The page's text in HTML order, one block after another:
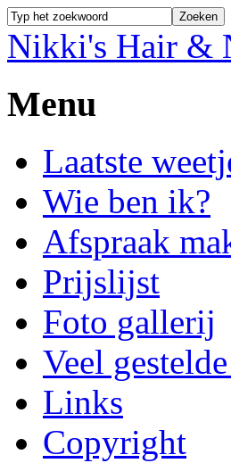
Nikki's Hair &
Menu
Laatste
Wie ben ik?
Afspraak
Prijslijst
Foto gallerij
Veel
Links
Copyright